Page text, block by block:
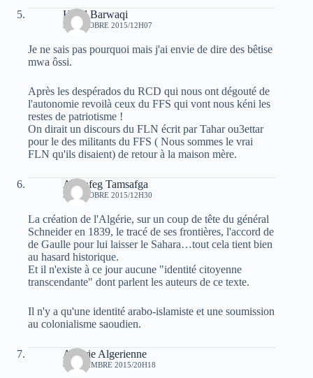
Hend Barwaqi
31 OCTOBRE 2015/12H07
Je ne sais pas pourquoi mais j'ai envie de dire des bêtise
mwa ôssi.
Après les despérados du RCD qui nous ont dégouté de
l'autonomie revoilà ceux du FFS qui vont nous kéni les
restes de patriotisme !
On dirait un discours du FLN écrit par Tahar ou3ettar
pour le des militants du FFS ( Nous sommes le vrai
FLN qu'ils disaient) de retour à la maison mère.
Amsafeg Tamsafga
31 OCTOBRE 2015/12H30
La création de l'Algérie, sur un coup de tête du général
Schneider en 1839, le tracé de ses frontières, l'accord de
de Gaulle pour lui laisser le Sahara…tout cela tient bien
au hasard historique.
Et il n'existe à ce jour aucune "identité citoyenne
transcendante" dont parlent les auteurs de ce texte.
Il n'y a qu'une identité arabo-islamiste et une soumission
au colonialisme saoudien.
Algerie Algerienne
4 NOVEMBRE 2015/20H18